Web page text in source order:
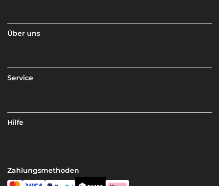
Über uns
Service
Hilfe
Zahlungsmethoden